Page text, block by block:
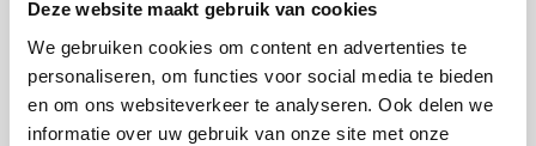
Deze website maakt gebruik van cookies
We gebruiken cookies om content en advertenties te
personaliseren, om functies voor social media te bieden
en om ons websiteverkeer te analyseren. Ook delen we
informatie over uw gebruik van onze site met onze
Diameter
103 cm